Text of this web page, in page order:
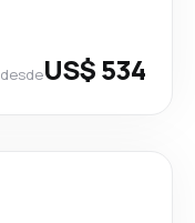
desdeUS$ 534